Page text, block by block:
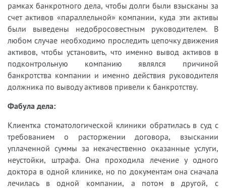
рамках банкротного дела, чтобы долги были взысканы за
счет активов «параллельной» компании, куда эти активы
были выведены недобросовестным руководителем. В
любом случае необходимо проследить цепочку движения
активов, чтобы установить, что именно вывод активов в
подконтрольную компанию являлся причиной
банкротства компании и именно действия руководителя
должника по выводу активов привели к банкротству.
Фабула дела:
Клиентка стоматологической клиники обратилась в суд с
требованием о расторжении договора, взыскании
уплаченной суммы за некачественно оказанные услуги,
неустойки, штрафа. Она проходила лечение у одного
доктора в одной клинике, но по документам она сначала
лечилась в одной компании, а потом в другой, с